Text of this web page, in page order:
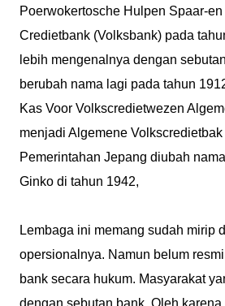
Poerwokertosche Hulpen Spaar-
Credietbank (Volksbank) pada
lebih mengenalnya dengan
berubah nama lagi pada tahun
Kas Voor Volkscredietwezen
menjadi Algemene
Pemerintahan Jepang diubah
Ginko di tahun 1942,
Lembaga ini memang sudah mirip
opersionalnya. Namun belum
bank secara hukum. Masyarakat
dengan sebutan bank. Oleh